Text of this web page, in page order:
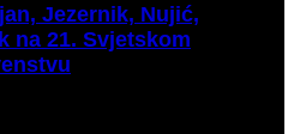
Jezernik, Nujić,
na 21. Svjetskom